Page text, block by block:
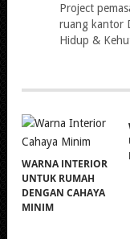
Project
ruang kantor
Hidup &
WARNA INTERIOR
UNTUK RUMAH
DENGAN CAHAYA
MINIM